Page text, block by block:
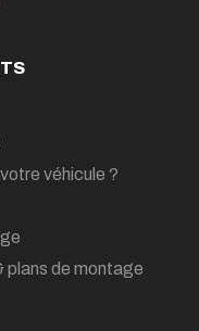
véhicule ?
plans de montage